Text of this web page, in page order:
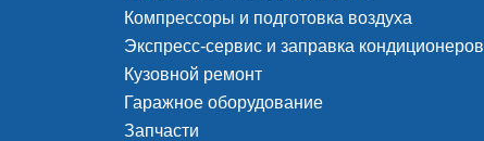
Компрессоры и подготовка воздуха
Экспресс-сервис и заправка кондиционеров
Кузовной ремонт
Гаражное оборудование
Запчасти